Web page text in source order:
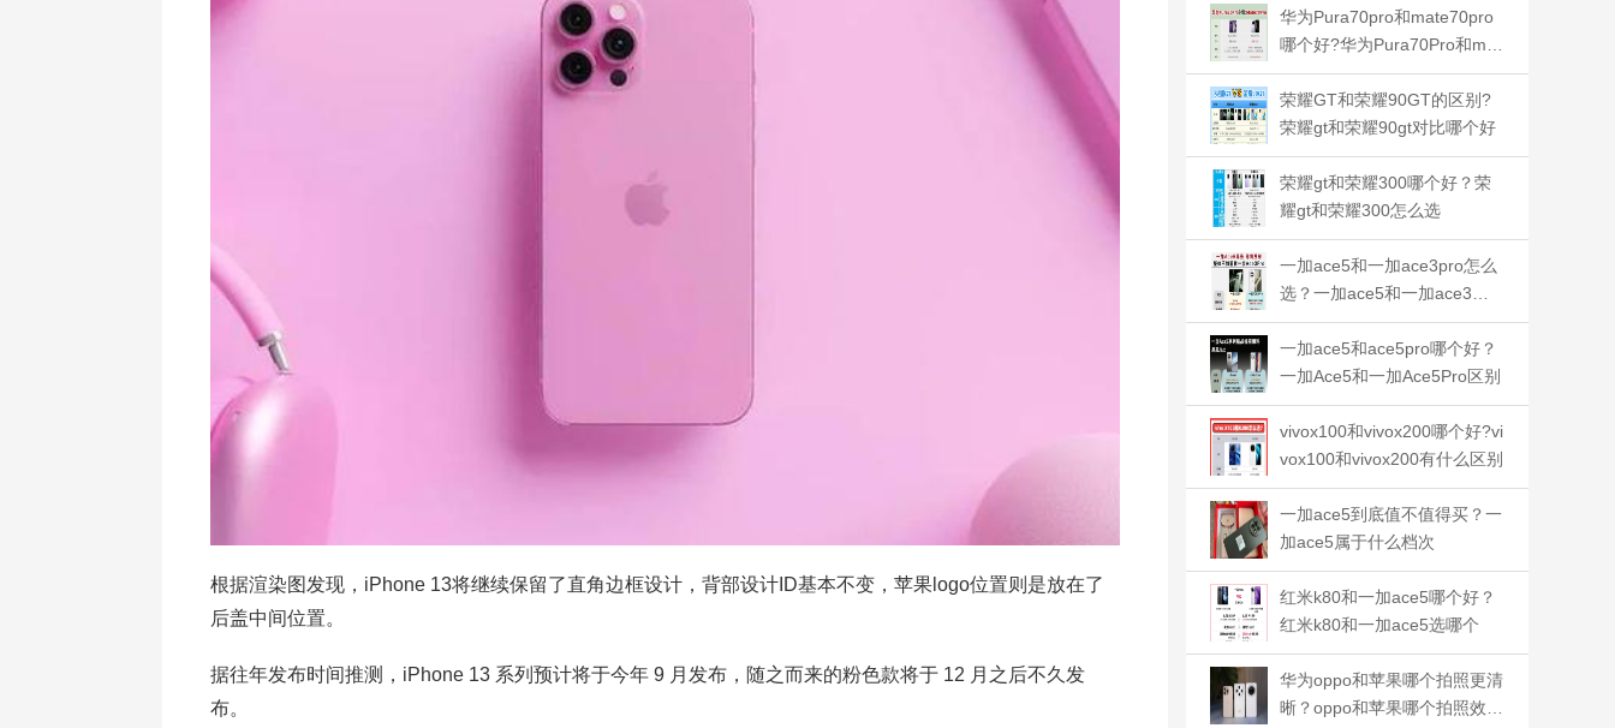
根据渲染图发现，iPhone 13将继续保留了直角边框设计，背部设计ID基本不变，苹果logo位置则是放在了
后盖中间位置。
据往年发布时间推测，iPhone 13 系列预计将于今年 9 月发布，随之而来的粉色款将于 12 月之后不久发
布。
华为Pura70pro和mate70pro
哪个好?华为Pura70Pro和mat
e70Pro区别
荣耀GT和荣耀90GT的区别?
荣耀gt和荣耀90gt对比哪个好
荣耀gt和荣耀300哪个好？荣
耀gt和荣耀300怎么选
一加ace5和一加ace3pro怎么
选？一加ace5和一加ace3哪
个好
一加ace5和ace5pro哪个好？
一加Ace5和一加Ace5Pro区别
vivox100和vivox200哪个好?vi
vox100和vivox200有什么区别
一加ace5到底值不值得买？一
加ace5属于什么档次
红米k80和一加ace5哪个好？
红米k80和一加ace5选哪个
华为oppo和苹果哪个拍照更清
晰？oppo和苹果哪个拍照效果